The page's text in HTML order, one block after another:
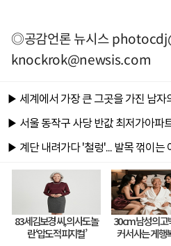
◎공감언론 뉴시스
knockrok@newsis.com